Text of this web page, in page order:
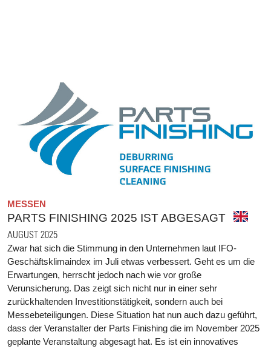
MESSEN
PARTS FINISHING 2025 IST ABGESAGT
AUGUST 2025
Zwar hat sich die Stimmung in den Unternehmen laut IFO-
Geschäftsklimaindex im Juli etwas verbessert. Geht es um die
Erwartungen, herrscht jedoch nach wie vor große
Verunsicherung. Das zeigt sich nicht nur in einer sehr
zurückhaltenden Investitionstätigkeit, sondern auch bei
Messebeteiligungen. Diese Situation hat nun auch dazu geführt,
dass der Veranstalter der Parts Finishing die im November 2025
geplante Veranstaltung abgesagt hat. Es ist ein innovatives